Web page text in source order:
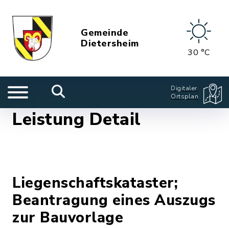
Gemeinde
Dietersheim
30 °C
Digitaler
Ortsplan
Leistung Detail
Liegenschaftskataster;
Beantragung eines Auszugs
zur Bauvorlage